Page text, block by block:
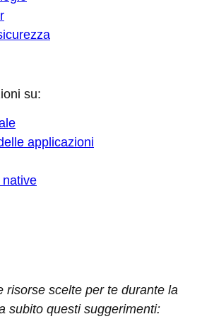
su:
applicazioni
risorse scelte per te durante la
subito questi suggerimenti: